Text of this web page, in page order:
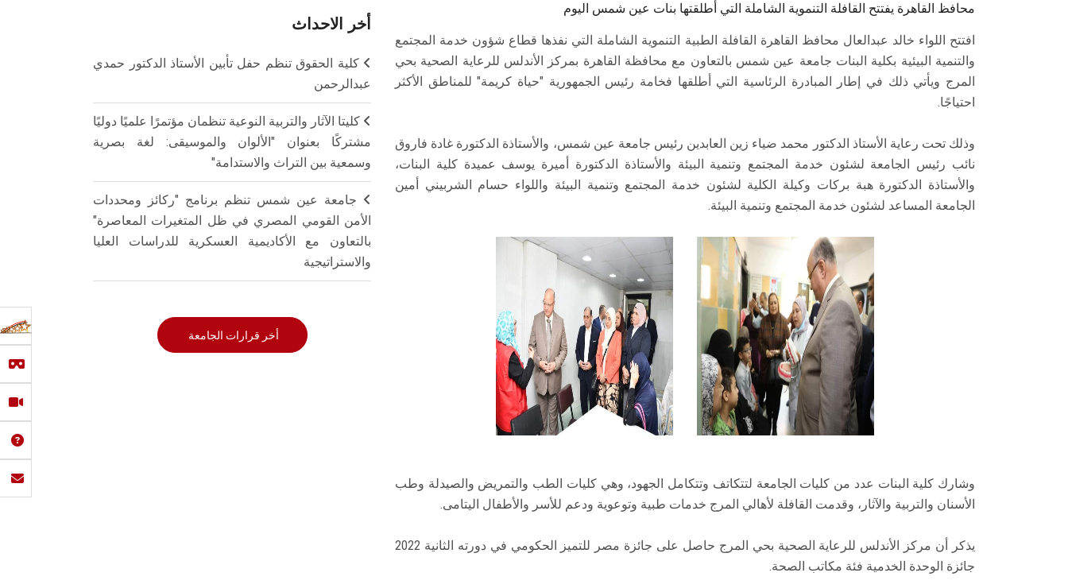
محافظ القاهرة يفتتح القافلة التنموية الشاملة التي أطلقتها بنات عين شمس اليوم
افتتح اللواء خالد عبدالعال محافظ القاهرة القافلة الطبية التنموية الشاملة التي نفذها قطاع شؤون خدمة المجتمع
والتنمية البيئية بكلية البنات جامعة عين شمس بالتعاون مع محافظة القاهرة بمركز الأندلس للرعاية الصحية بحي
المرج ويأتي ذلك في إطار المبادرة الرئاسية التي أطلقها فخامة رئيس الجمهورية "حياة كريمة" للمناطق الأكثر
احتياجًا.
وذلك تحت رعاية الأستاذ الدكتور محمد ضياء زين العابدين رئيس جامعة عين شمس، والأستاذة الدكتورة غادة فاروق
نائب رئيس الجامعة لشئون خدمة المجتمع وتنمية البيئة والأستاذة الدكتورة أميرة یوسف عميدة كلية البنات،
والأستاذة الدكتورة هبة بركات وكيلة الكلية لشئون خدمة المجتمع وتنمية البيئة واللواء حسام الشربيني أمين
الجامعة المساعد لشئون خدمة المجتمع وتنمية البيئة.
وشارك كلية البنات عدد من كليات الجامعة لتتكاتف وتتكامل الجهود، وهي كليات الطب والتمريض والصيدلة وطب
الأسنان والتربية والآثار، وقدمت القافلة لأهالي المرج خدمات طبية وتوعوية ودعم للأسر والأطفال اليتامى.
يذكر أن مركز الأندلس للرعاية الصحية بحي المرج حاصل على جائزة مصر للتميز الحكومي في دورته الثانية 2022
جائزة الوحدة الخدمية فئة مكاتب الصحة.
أخر الاحداث
كلية الحقوق تنظم حفل تأبين الأستاذ الدكتور حمدي
عبدالرحمن
كليتا الآثار والتربية النوعية تنظمان مؤتمرًا علميًا دوليًا
مشتركًا بعنوان "الألوان والموسيقى: لغة بصرية
وسمعية بين التراث والاستدامة"
جامعة عين شمس تنظم برنامج "ركائز ومحددات
الأمن القومي المصري في ظل المتغيرات المعاصرة"
بالتعاون مع الأكاديمية العسكرية للدراسات العليا
والاستراتيجية
أخر قرارات الجامعة